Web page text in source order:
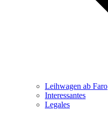
Leihwagen ab Faro
Interessantes
Legales